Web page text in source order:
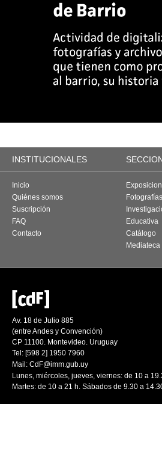
INSTITUCIONALES
Inicio
Quiénes somos
Suscripción
FAQ
Contacto
Educativa
Catálogo
Mediateca
Av. 18 de Julio 885
(entre Andes y Convención)
CP 11100. Montevideo. Uruguay
Tel: [598 2] 1950 7960
Mail: CdF@imm.gub.uy
Lunes, miércoles, jueves, viernes: de 10 a
Martes: de 10 a 21 h. Sábados de 9.30 a